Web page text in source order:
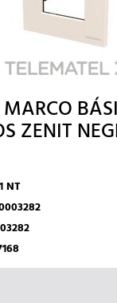
ZENIT
NT